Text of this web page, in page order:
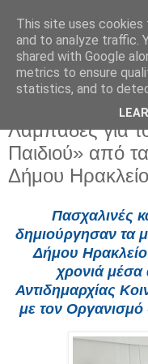
Πέμπτη 20 Μαρτίου
Λαμπάδες για
Παιδιού» από
Δήμου
Πασχαλινές
δημιούργησαν τα
Δήμου
χρονιά μέσα
Αντιδημαρχίας
με τον Οργανισμό
This site uses
and to analyze traffic.
shared with Google
metrics to ensure
statistics, and to